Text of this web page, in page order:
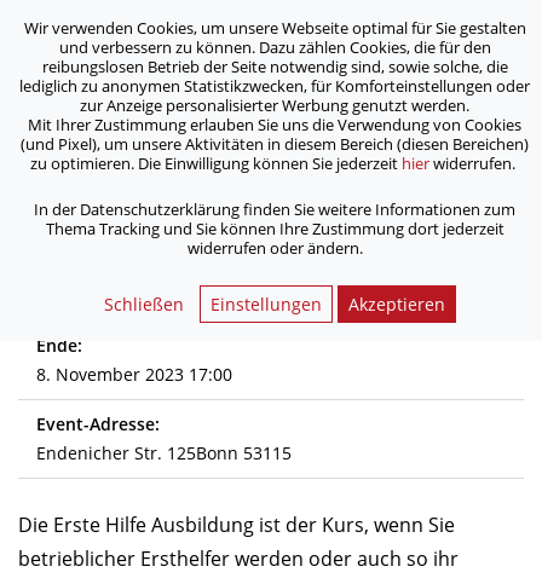
ASB Bonn/Rhein-Sieg/Eifel e.V.
bewegt Menschen
Erste Hilfe Ausbildung
Home / Aktuelles / Erste Hilfe Ausbildung
8. November 2023 08:30
Ende:
8. November 2023 17:00
Event-Adresse:
Endenicher Str. 125Bonn 53115
Die Erste Hilfe Ausbildung ist der Kurs, wenn Sie
betrieblicher Ersthelfer werden oder auch so ihr
Wir verwenden Cookies, um unsere Webseite optimal für Sie gestalten
und verbessern zu können. Dazu zählen Cookies, die für den
reibungslosen Betrieb der Seite notwendig sind, sowie solche, die
lediglich zu anonymen Statistikzwecken, für Komforteinstellungen oder
zur Anzeige personalisierter Werbung genutzt werden.
Mit Ihrer Zustimmung erlauben Sie uns die Verwendung von Cookies
(und Pixel), um unsere Aktivitäten in diesem Bereich (diesen Bereichen)
zu optimieren. Die Einwilligung können Sie jederzeit hierwiderrufen.
In der Datenschutzerklärung finden Sie weitere Informationen zum
Thema Tracking und Sie können Ihre Zustimmung dort jederzeit
widerrufen oder ändern.
Schließen Einstellungen Akzeptieren